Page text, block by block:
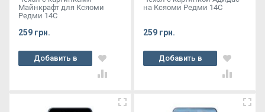
Майнкрафт для Ксяоми
Редми 14С
259 грн.
Добавить в
корзину
на Ксяоми Редми 14С
259 грн.
Добавить в
корзину